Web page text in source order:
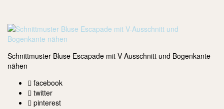
Schnittmuster Bluse Escapade mit V-Ausschnitt und Bogenkante
nähen
facebook
twitter
pinterest